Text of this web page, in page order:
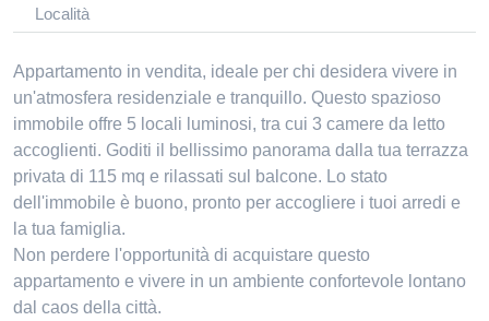
Località
Appartamento in vendita, ideale per chi desidera vivere in
un'atmosfera residenziale e tranquillo. Questo spazioso
immobile offre 5 locali luminosi, tra cui 3 camere da letto
accoglienti. Goditi il bellissimo panorama dalla tua terrazza
privata di 115 mq e rilassati sul balcone. Lo stato
dell'immobile è buono, pronto per accogliere i tuoi arredi e
la tua famiglia.
Non perdere l'opportunità di acquistare questo
appartamento e vivere in un ambiente confortevole lontano
dal caos della città.